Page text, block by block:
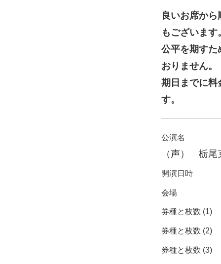
良いお席か
もございます
公平を期すた
おりません。
期日までに料
す。
公演名
（声） 栃尾
開演日時
会場
券種と枚数 (1)
券種と枚数 (2)
券種と枚数 (3)